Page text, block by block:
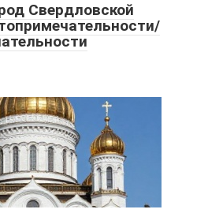
Свердловской